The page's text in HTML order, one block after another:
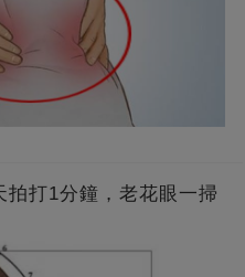
打1分鐘，老花眼一掃